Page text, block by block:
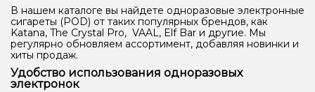
В нашем каталоге вы найдете одноразовые электронные
сигареты (POD) от таких популярных брендов, как
Katana, The Crystal Pro, VAAL, Elf Bar и другие. Мы
регулярно обновляем ассортимент, добавляя новинки и
хиты продаж.
Удобство использования одноразовых
электронок